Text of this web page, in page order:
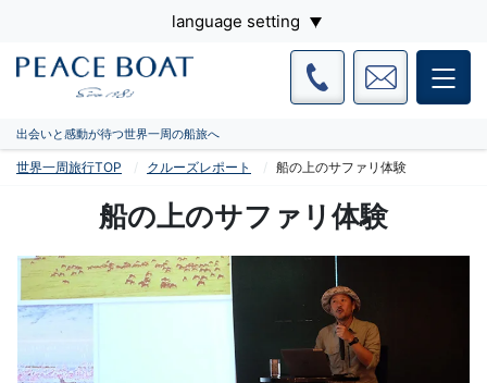
language setting
出会いと感動が待つ世界一周の船旅へ
世界一周旅行TOP クルーズレポート 船の上のサファリ体験
船の上のサファリ体験